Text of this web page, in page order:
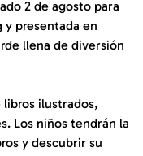
2 de agosto para
presentada en
llena de diversión
ilustrados,
Los niños tendrán la
y descubrir su